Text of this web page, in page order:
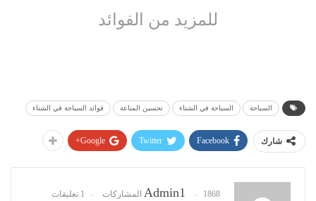
للمزيد من الفوائد
السباحة السباحة في الشتاء تحسين المناعة فوائد السباحة في الشتاء
شارك Facebook
Twitter
Google+
Admin1 1868 المشاركات 1 تعليقات